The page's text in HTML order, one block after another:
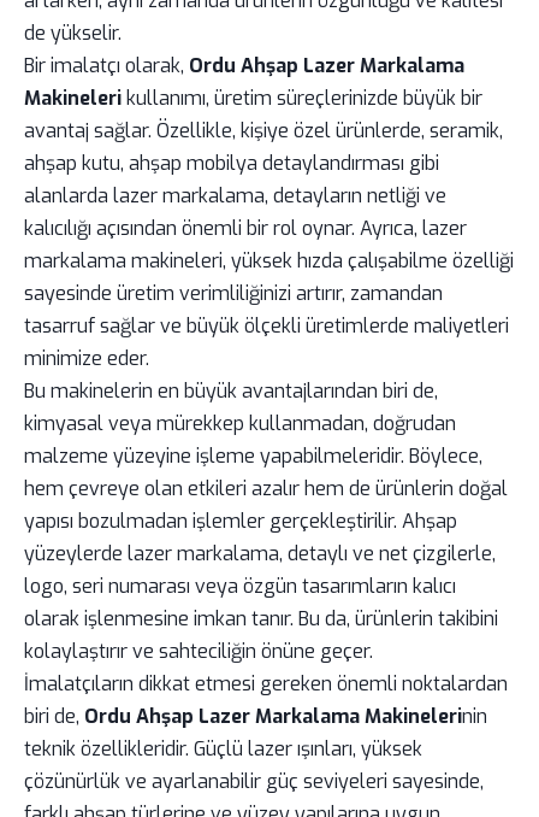
de yükselir.
Bir imalatçı olarak, Ordu Ahşap Lazer Markalama
Makineleri kullanımı, üretim süreçlerinizde büyük bir
avantaj sağlar. Özellikle, kişiye özel ürünlerde, seramik,
ahşap kutu, ahşap mobilya detaylandırması gibi
alanlarda lazer markalama, detayların netliği ve
kalıcılığı açısından önemli bir rol oynar. Ayrıca, lazer
markalama makineleri, yüksek hızda çalışabilme özelliği
sayesinde üretim verimliliğinizi artırır, zamandan
tasarruf sağlar ve büyük ölçekli üretimlerde maliyetleri
minimize eder.
Bu makinelerin en büyük avantajlarından biri de,
kimyasal veya mürekkep kullanmadan, doğrudan
malzeme yüzeyine işleme yapabilmeleridir. Böylece,
hem çevreye olan etkileri azalır hem de ürünlerin doğal
yapısı bozulmadan işlemler gerçekleştirilir. Ahşap
yüzeylerde lazer markalama, detaylı ve net çizgilerle,
logo, seri numarası veya özgün tasarımların kalıcı
olarak işlenmesine imkan tanır. Bu da, ürünlerin takibini
kolaylaştırır ve sahteciliğin önüne geçer.
İmalatçıların dikkat etmesi gereken önemli noktalardan
biri de, Ordu Ahşap Lazer Markalama Makinelerinin
teknik özellikleridir. Güçlü lazer ışınları, yüksek
çözünürlük ve ayarlanabilir güç seviyeleri sayesinde,